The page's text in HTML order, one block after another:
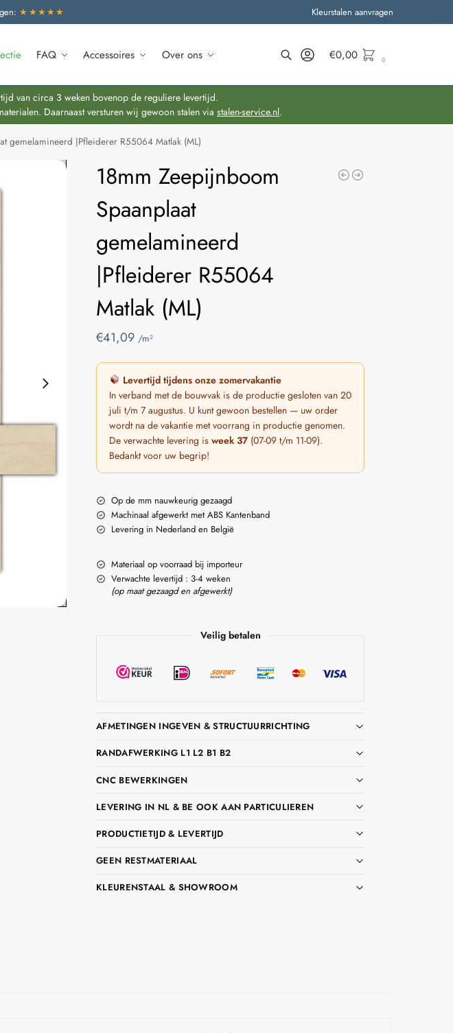
★★★★★ Kleurstalen aanvragen
FAQ Accessoires Over ons €0,00 0
van circa 3 weken bovenop de reguliere levertijd.
Daarnaast versturen wij gewoon stalen via stalen-service.nl.
gemelamineerd |Pfleiderer R55064 Matlak (ML)
18mm Zeepijnboom
Spaanplaat
gemelamineerd
|Pfleiderer R55064
Matlak (ML)
€41,09 /m²
Levertijd tijdens onze zomervakantie
In verband met de bouwvak is de productie gesloten van 20
juli t/m 7 augustus. U kunt gewoon bestellen — uw order
wordt na de vakantie met voorrang in productie genomen.
De verwachte levering isweek 37 (07-09 t/m 11-09).
Bedankt voor uw begrip!
Op de mm nauwkeurig gezaagd
Machinaal afgewerkt met ABS Kantenband
Levering in Nederland en België
Materiaal op voorraad bij importeur
Verwachte levertijd : 3-4 weken
(op maat gezaagd en afgewerkt)
Veilig betalen
AFMETINGEN INGEVEN & STRUCTUURRICHTING
RANDAFWERKING L1 L2 B1 B2
CNC BEWERKINGEN
LEVERING IN NL & BE OOK AAN PARTICULIEREN
PRODUCTIETIJD & LEVERTIJD
GEEN RESTMATERIAAL
KLEURENSTAAL & SHOWROOM